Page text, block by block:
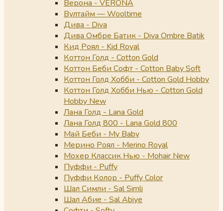
Верона - VERONA
Вултайм — Wooltime
Дива - Diva
Дива Омбре Батик - Diva Ombre Batik
Кид Роял - Kid Royal
Коттон Голд - Cotton Gold
Коттон Беби Софт - Cotton Baby Soft
Коттон Голд Хобби - Cotton Gold Hobby
Коттон Голд Хобби Нью - Cotton Gold
Hobby New
Лана Голд - Lana Gold
Лана Голд 800 - Lana Gold 800
Май Беби - My Baby
Мерино Роял - Merino Royal
Мохер Классик Нью - Mohair New
Пуффи - Puffy
Пуффи Колор - Puffy Color
Шал Симли - Sal Simli
Шал Абие - Sal Abiye